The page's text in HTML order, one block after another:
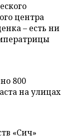
центра
– есть ни
800
на улицах
«Сич»